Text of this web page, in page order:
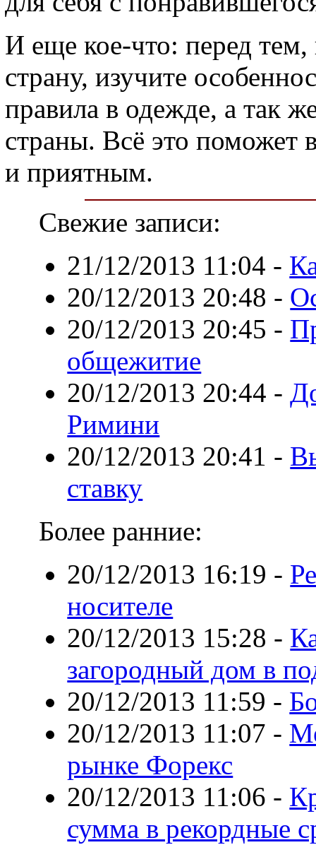
И еще кое-что: перед тем,
страну, изучите
правила в одежде, а так
страны. Всё это поможет
и приятным.
Свежие записи:
21/12/2013 11:04 -
20/12/2013 20:48 -
20/12/2013 20:45 -
общежитие
20/12/2013 20:44 -
Римини
20/12/2013 20:41 -
ставку
Более ранние:
20/12/2013 16:19 -
носителе
20/12/2013 15:28 -
загородный дом в
20/12/2013 11:59 -
20/12/2013 11:07 -
рынке Форекс
20/12/2013 11:06 -
сумма в рекордные